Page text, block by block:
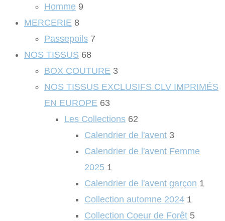
Homme 9
MERCERIE 8
Passepoils 7
NOS TISSUS 68
BOX COUTURE 3
NOS TISSUS EXCLUSIFS CLV IMPRIMÉS
EN EUROPE 63
Les Collections 62
Calendrier de l'avent 3
Calendrier de l'avent Femme
2025 1
Calendrier de l'avent garçon 1
Collection automne 2024 1
Collection Coeur de Forêt 5